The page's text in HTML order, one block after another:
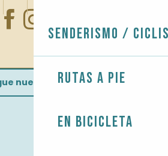
Senderismo /
Rutas a pie
En bicicleta
nuestros folletos